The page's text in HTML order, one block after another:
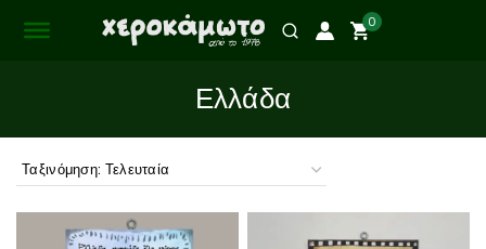
0
Ελλάδα